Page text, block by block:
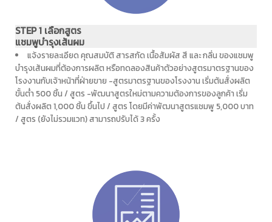
STEP 1 เลือกสูตร
แชมพูบำรุงเส้นผม
แจ้งรายละเอียด คุณสมบัติ สารสกัด เนื้อสัมผัส สี และ กลิ่น ของแชมพู
บำรุงเส้นผมที่ต้องการผลิต หรือทดลองสินค้าตัวอย่างสูตรมาตรฐานของ
โรงงานกับเจ้าหน้าที่ฝ่ายขาย -สูตรมาตรฐานของโรงงาน เริ่มต้นสั่งผลิต
ขั้นต่ำ 500 ชิ้น / สูตร -พัฒนาสูตรใหม่ตามความต้องการของลูกค้า เริ่ม
ต้นสั่งผลิต 1,000 ชิ้น ขึ้นไป / สูตร โดยมีค่าพัฒนาสูตรแชมพู 5,000 บาท
/ สูตร (ยังไม่รวมแวท) สามารถปรับได้ 3 ครั้ง